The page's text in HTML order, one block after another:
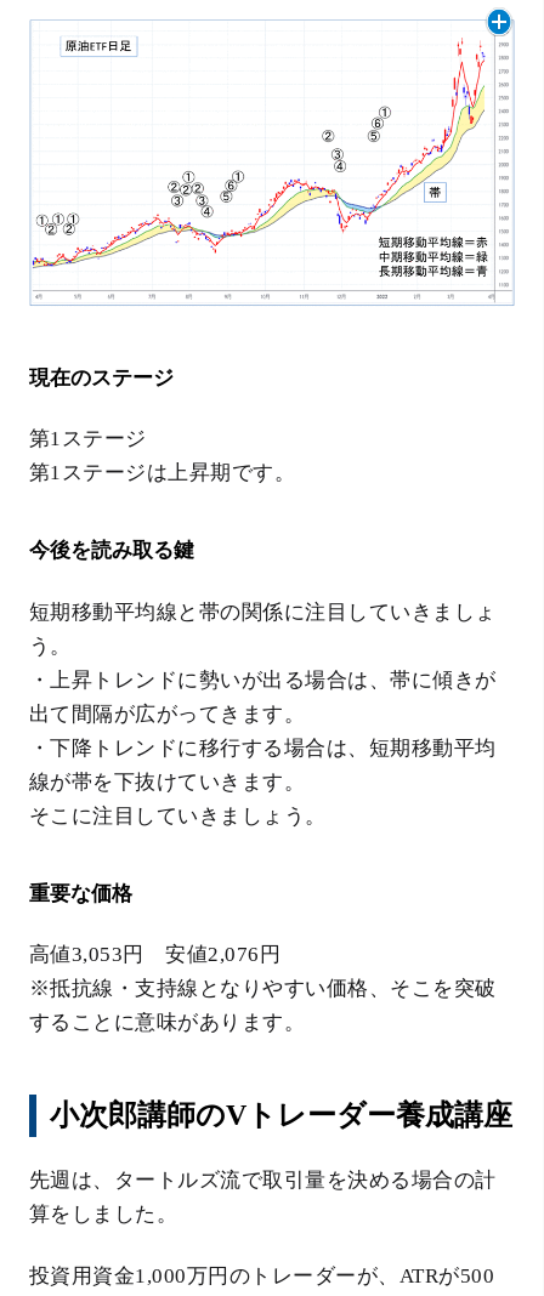
現在のステージ
第1ステージ
第1ステージは上昇期です。
今後を読み取る鍵
短期移動平均線と帯の関係に注目していきましょ
う。
・上昇トレンドに勢いが出る場合は、帯に傾きが
出て間隔が広がってきます。
・下降トレンドに移行する場合は、短期移動平均
線が帯を下抜けていきます。
そこに注目していきましょう。
重要な価格
高値3,053円 安値2,076円
※抵抗線・支持線となりやすい価格、そこを突破
することに意味があります。
小次郎講師のVトレーダー養成講座
先週は、タートルズ流で取引量を決める場合の計
算をしました。
投資用資金1,000万円のトレーダーが、ATRが500